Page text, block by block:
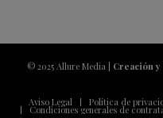
© 2025 Allure Media | Creación y
Aviso Legal Política de
Condiciones generales de